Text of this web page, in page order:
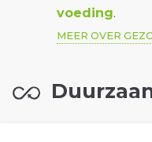
voeding.
MEER OVER